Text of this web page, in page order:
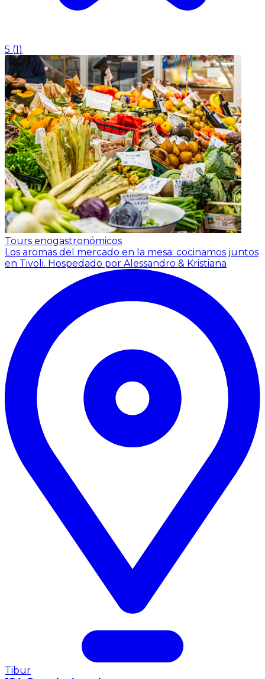
5 (1)
Tours enogastronómicos
Los aromas del mercado en la mesa: cocinamos juntos
en Tivoli. Hospedado por Alessandro & Kristiana
Tibur